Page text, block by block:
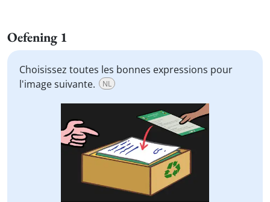
Oefening 1
Choisissez toutes les bonnes expressions pour
l'image suivante.
NL